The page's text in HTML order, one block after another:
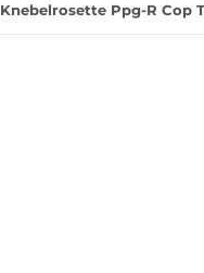
Knebelrosette Ppg-R Cop